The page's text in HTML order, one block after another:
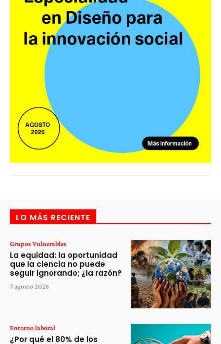
LO MÁS RECIENTE
Grupos Vulnerables
La equidad: la oportunidad
que la ciencia no puede
seguir ignorando; ¿la razón?
7 agosto 2026
Entorno laboral
¿Por qué el 80% de los